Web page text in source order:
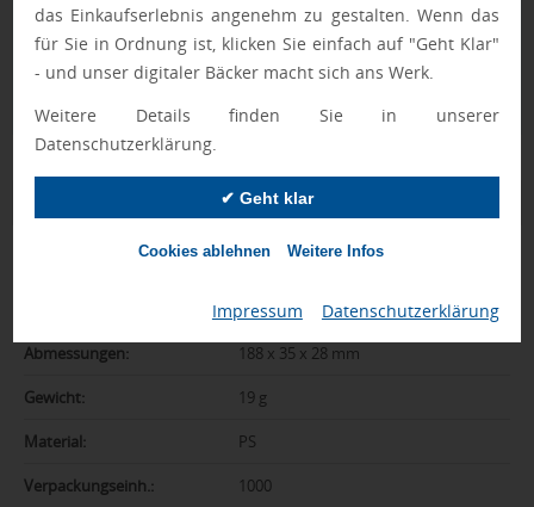
das Einkaufserlebnis angenehm zu gestalten. Wenn das
für Sie in Ordnung ist, klicken Sie einfach auf "Geht Klar"
- und unser digitaler Bäcker macht sich ans Werk.
Weitere Details finden Sie in unserer
Datenschutzerklärung.
✔ Geht klar
Cookies ablehnen Weitere Infos
Impressum Datenschutzerklärung
schaffen es in den Shop.Mehr erfahren
Ewa Engel,
weiß
Abmessungen: 188 x 35 x 28 mm
Gewicht: 19 g
Material: PS
Verpackungseinh.: 1000